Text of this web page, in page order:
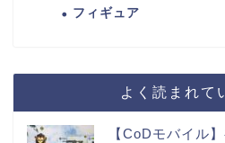
フィギュア
よく読まれて
【CoDモバイル